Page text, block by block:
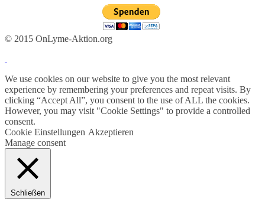
© 2015 OnLyme-Aktion.org
We use cookies on our website to give you the most relevant
experience by remembering your preferences and repeat visits. By
clicking “Accept All”, you consent to the use of ALL the cookies.
However, you may visit "Cookie Settings" to provide a controlled
consent.
Cookie Einstellungen Akzeptieren
Manage consent
Schließen